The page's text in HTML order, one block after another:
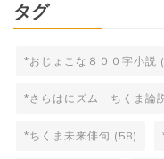
タグ
*おじょこな８００字小説
*さらはにズム ちくま論
*ちくま未来俳句 (58)